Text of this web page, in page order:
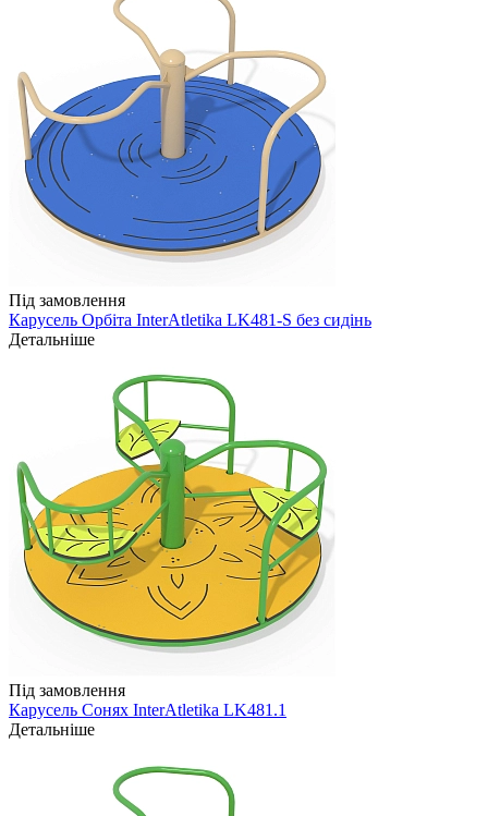
Під замовлення
Карусель Орбіта InterAtletika LK481-S без сидінь
Детальніше
Під замовлення
Карусель Сонях InterAtletika LK481.1
Детальніше